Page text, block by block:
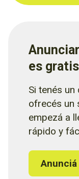
es
Si tenés
ofrecés un
empezá a
rápido y
Anunciá